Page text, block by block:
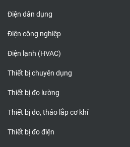
Điện dân dụng
Điện công nghiệp
Điện lạnh (HVAC)
Thiết bị chuyên dụng
Thiết bị đo lường
Thiết bị đo, tháo lắp cơ khí
Thiết bị đo điện